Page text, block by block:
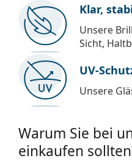
Klar,
Unsere
Sicht,
UV-
Unsere
Warum Sie bei
einkaufen